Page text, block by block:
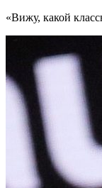
«Вижу, какой